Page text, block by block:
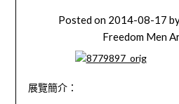
Posted on 2014-08-17
Freedom Men
展覽簡介：